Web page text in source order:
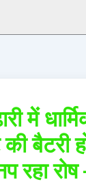
में
बैटरी
रहा